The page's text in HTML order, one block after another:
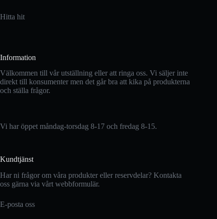
Hitta hit
Information
Välkommen till vår utställning eller att ringa oss. Vi säljer inte
direkt till konsumenter men det går bra att kika på produkterna
och ställa frågor.
Vi har öppet måndag-torsdag 8-17 och fredag 8-15.
Kundtjänst
Har ni frågor om våra produkter eller reservdelar? Kontakta
oss gärna via vårt webbformulär.
E-posta oss